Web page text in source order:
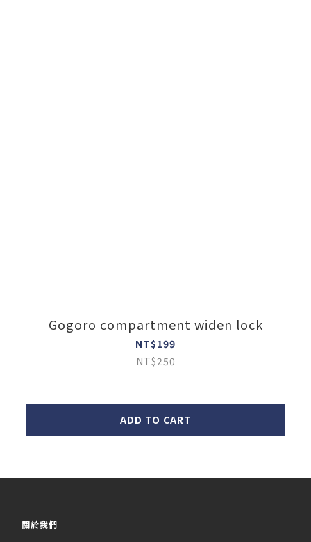
Gogoro compartment widen lock
NT$199
NT$250
ADD TO CART
關於我們